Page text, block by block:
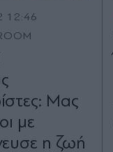
12:46
Μας
με
η ζωή